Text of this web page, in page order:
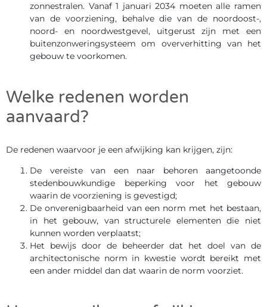
zonnestralen. Vanaf 1 januari 2034 moeten alle ramen
van de voorziening, behalve die van de noordoost-,
noord- en noordwestgevel, uitgerust zijn met een
buitenzonweringsysteem om oververhitting van het
gebouw te voorkomen.
Welke redenen worden
aanvaard?
De redenen waarvoor je een afwijking kan krijgen, zijn:
De vereiste van een naar behoren aangetoonde
stedenbouwkundige beperking voor het gebouw
waarin de voorziening is gevestigd;
De onverenigbaarheid van een norm met het bestaan,
in het gebouw, van structurele elementen die niet
kunnen worden verplaatst;
Het bewijs door de beheerder dat het doel van de
architectonische norm in kwestie wordt bereikt met
een ander middel dan dat waarin de norm voorziet.